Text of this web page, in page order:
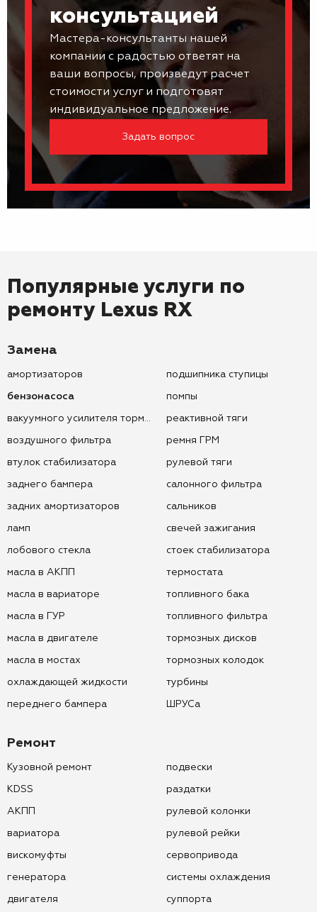
консультацией
Мастера-консультанты нашей
компании с радостью ответят на
ваши вопросы, произведут расчет
стоимости услуг и подготовят
индивидуальное предложение.
Задать вопрос
Популярные услуги по
ремонту Lexus RX
Замена
амортизаторов
бензонасоса
вакуумного усилителя тормозов
воздушного фильтра
втулок стабилизатора
заднего бампера
задних амортизаторов
ламп
лобового стекла
масла в АКПП
масла в вариаторе
масла в ГУР
масла в двигателе
масла в мостах
охлаждающей жидкости
переднего бампера
подшипника ступицы
помпы
реактивной тяги
ремня ГРМ
рулевой тяги
салонного фильтра
сальников
свечей зажигания
стоек стабилизатора
термостата
топливного бака
топливного фильтра
тормозных дисков
тормозных колодок
турбины
ШРУСа
Ремонт
Кузовной ремонт
KDSS
АКПП
вариатора
вискомуфты
генератора
двигателя
подвески
раздатки
рулевой колонки
рулевой рейки
сервопривода
системы охлаждения
суппорта